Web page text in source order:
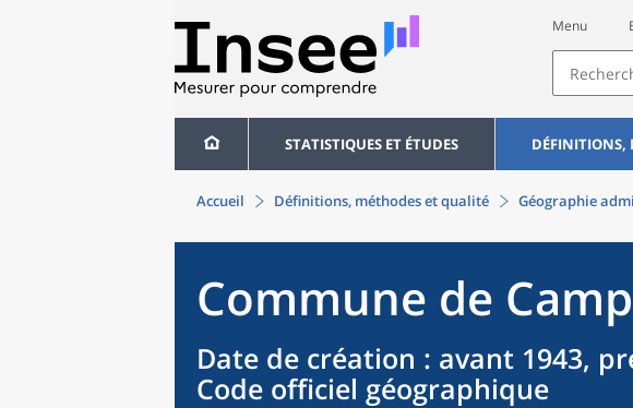
Menu
STATISTIQUES ET ÉTUDES DÉFINITIONS,
Accueil Définitions, méthodes et qualité Géographie
Commune de
Date de création : avant 1943,
Code officiel géographique